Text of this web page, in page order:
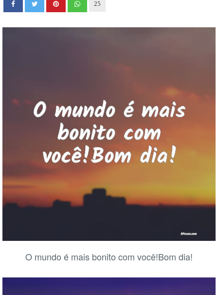
25
O mundo é mais bonito com você!Bom dia!